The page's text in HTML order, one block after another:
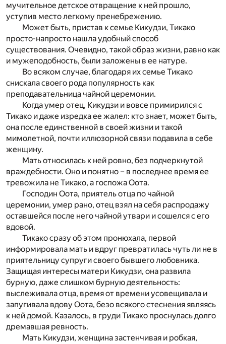
мучительное детское отвращение к ней прошло,
уступив место легкому пренебрежению.
Может быть, пристав к семье Кикудзи, Тикако
просто-напросто нашла удобный способ
существования. Очевидно, такой образ жизни, равно как
и мужеподобность, были заложены в ее натуре.
Во всяком случае, благодаря их семье Тикако
снискала своего рода популярность как
преподавательница чайной церемонии.
Когда умер отец, Кикудзи и вовсе примирился с
Тикако и даже изредка ее жалел: кто знает, может быть,
она после единственной в своей жизни и такой
мимолетной, почти иллюзорной связи подавила в себе
женщину.
Мать относилась к ней ровно, без подчеркнутой
враждебности. Оно и понятно – в последнее время ее
тревожила не Тикако, а госпожа Оота.
Господин Оота, приятель отца по чайной
церемонии, умер рано, отец взял на себя распродажу
оставшейся после него чайной утвари и сошелся с его
вдовой.
Тикако сразу об этом пронюхала, первой
информировала мать и вдруг превратилась чуть ли не в
приятельницу супруги своего бывшего любовника.
Защищая интересы матери Кикудзи, она развила
бурную, даже слишком бурную деятельность:
выслеживала отца, время от времени усовещивала и
запугивала вдову Оота, безо всякого стеснения являясь
к ней домой. Казалось, в груди Тикако проснулась долго
дремавшая ревность.
Мать Кикудзи, женщина застенчивая и робкая,